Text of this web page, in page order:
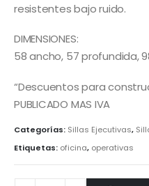
resistentes bajo ruido.
DIMENSIONES:
58 ancho, 57 profundida,
“Descuentos para
PUBLICADO MAS IVA
Categorías: Sillas Ejecutivas,
Etiquetas: oficina, operativas